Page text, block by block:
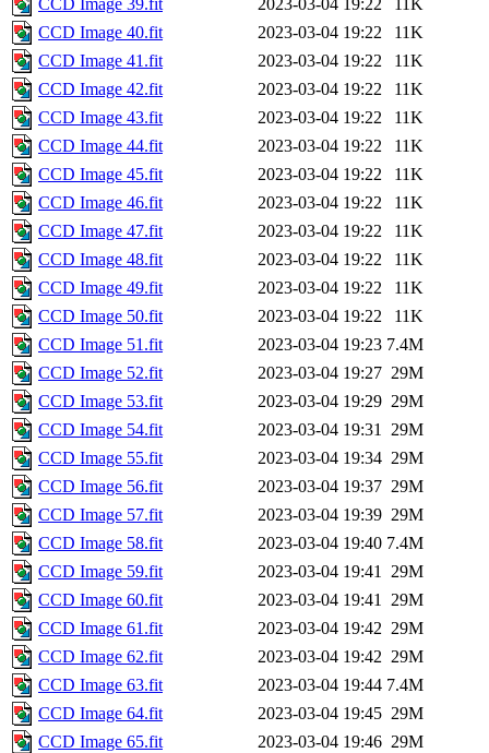
CCD Image 39.fit
2023-03-04 19:22
11K
CCD Image 40.fit
2023-03-04 19:22
11K
CCD Image 41.fit
2023-03-04 19:22
11K
CCD Image 42.fit
2023-03-04 19:22
11K
CCD Image 43.fit
2023-03-04 19:22
11K
CCD Image 44.fit
2023-03-04 19:22
11K
CCD Image 45.fit
2023-03-04 19:22
11K
CCD Image 46.fit
2023-03-04 19:22
11K
CCD Image 47.fit
2023-03-04 19:22
11K
CCD Image 48.fit
2023-03-04 19:22
11K
CCD Image 49.fit
2023-03-04 19:22
11K
CCD Image 50.fit
2023-03-04 19:22
11K
CCD Image 51.fit
2023-03-04 19:23 7.4M
CCD Image 52.fit
2023-03-04 19:27 29M
CCD Image 53.fit
2023-03-04 19:29 29M
CCD Image 54.fit
2023-03-04 19:31 29M
CCD Image 55.fit
2023-03-04 19:34 29M
CCD Image 56.fit
2023-03-04 19:37 29M
CCD Image 57.fit
2023-03-04 19:39 29M
CCD Image 58.fit
2023-03-04 19:40 7.4M
CCD Image 59.fit
2023-03-04 19:41 29M
CCD Image 60.fit
2023-03-04 19:41 29M
CCD Image 61.fit
2023-03-04 19:42 29M
CCD Image 62.fit
2023-03-04 19:42 29M
CCD Image 63.fit
2023-03-04 19:44 7.4M
CCD Image 64.fit
2023-03-04 19:45 29M
CCD Image 65.fit
2023-03-04 19:46 29M